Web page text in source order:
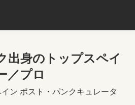
出身のトップスペイ
／プロ
ン ポスト・パンクキュレータ